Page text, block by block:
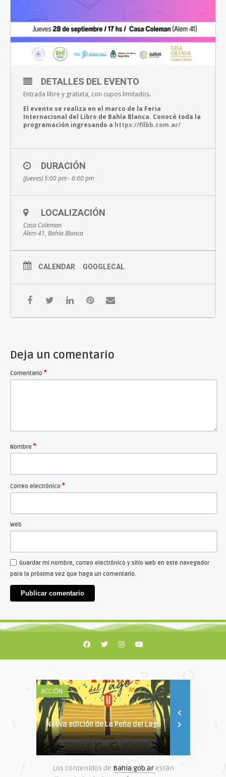
DETALLES DEL EVENTO
Entrada libre y gratuita, con cupos limitados.
El evento se realiza en el marco de la Feria
Internacional del Libro de Bahía Blanca. Conocé toda la
programación ingresando a https://filbb.com.ar/
DURACIÓN
(Jueves) 5:00 pm - 6:00 pm
LOCALIZACIÓN
Casa Coleman
Alem 41, Bahía Blanca
CALENDAR GOOGLECAL
Deja un comentario
Comentario *
Nombre *
Correo electrónico *
Web
Guardar mi nombre, correo electrónico y sitio web en este navegador
para la próxima vez que haga un comentario.
ACCIÓN
Nueva edición de La Peña del Lago
Los contenidos de Bahia.gob.ar están